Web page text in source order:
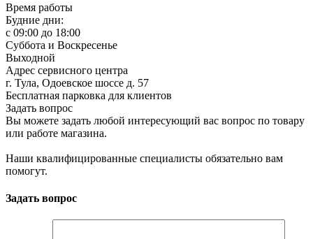
Время работы
Будние дни:
c 09:00 до 18:00
Суббота и Воскресенье
Выходной
Адрес сервисного центра
г. Тула, Одоевское шоссе д. 57
Бесплатная парковка для клиентов
Задать вопрос
Вы можете задать любой интересующий вас вопрос по товару
или работе магазина.
Наши квалифицированные специалисты обязательно вам
помогут.
Задать вопрос